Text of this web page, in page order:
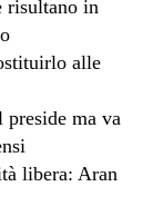
risultano in
alle
ma va
libera: Aran